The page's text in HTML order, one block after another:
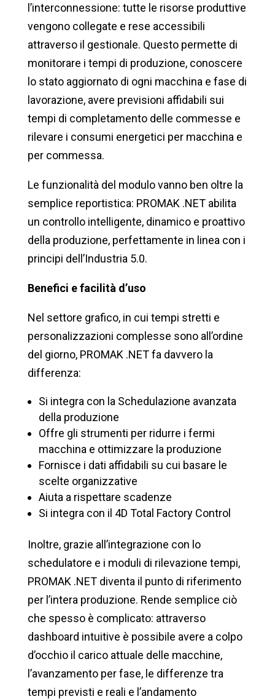
l’interconnessione: tutte le risorse produttive
vengono collegate e rese accessibili
attraverso il gestionale. Questo permette di
monitorare i tempi di produzione, conoscere
lo stato aggiornato di ogni macchina e fase di
lavorazione, avere previsioni affidabili sui
tempi di completamento delle commesse e
rilevare i consumi energetici per macchina e
per commessa.
Le funzionalità del modulo vanno ben oltre la
semplice reportistica: PROMAK .NET abilita
un controllo intelligente, dinamico e proattivo
della produzione, perfettamente in linea con i
principi dell’Industria 5.0.
Benefici e facilità d’uso
Nel settore grafico, in cui tempi stretti e
personalizzazioni complesse sono all’ordine
del giorno, PROMAK .NET fa davvero la
differenza:
Si integra con la Schedulazione avanzata
della produzione
Offre gli strumenti per ridurre i fermi
macchina e ottimizzare la produzione
Fornisce i dati affidabili su cui basare le
scelte organizzative
Aiuta a rispettare scadenze
Si integra con il 4D Total Factory Control
Inoltre, grazie all’integrazione con lo
schedulatore e i moduli di rilevazione tempi,
PROMAK .NET diventa il punto di riferimento
per l’intera produzione. Rende semplice ciò
che spesso è complicato: attraverso
dashboard intuitive è possibile avere a colpo
d’occhio il carico attuale delle macchine,
l’avanzamento per fase, le differenze tra
tempi previsti e reali e l’andamento